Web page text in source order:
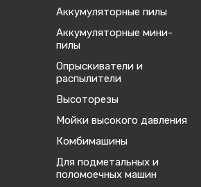
Аккумуляторные пилы
Аккумуляторные мини-
пилы
Опрыскиватели и
распылители
Высоторезы
Мойки высокого давления
Комбимашины
Для подметальных и
поломоечных машин